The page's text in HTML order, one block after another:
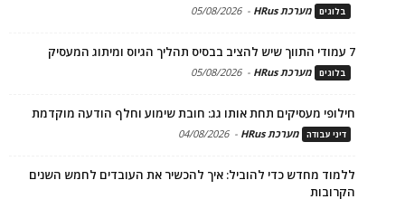
בלוגים מערכת HRus -
05/08/2026
7 עמודי התווך שיש להציב בבסיס תהליך הגיוס ומיתוג המעסיק
בלוגים מערכת HRus -
05/08/2026
חילופי מעסיקים תחת אותו גג: חובת שימוע וחלף הודעה מוקדמת
דיני עבודה מערכת HRus -
04/08/2026
ללמוד מחדש כדי להוביל: איך להכשיר את העובדים לחמש השנים
הקרובות